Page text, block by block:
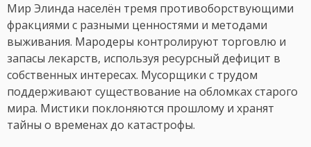
Мир Элинда населён тремя противоборствующими
фракциями с разными ценностями и методами
выживания. Мародеры контролируют торговлю и
запасы лекарств, используя ресурсный дефицит в
собственных интересах. Мусорщики с трудом
поддерживают существование на обломках старого
мира. Мистики поклоняются прошлому и хранят
тайны о временах до катастрофы.